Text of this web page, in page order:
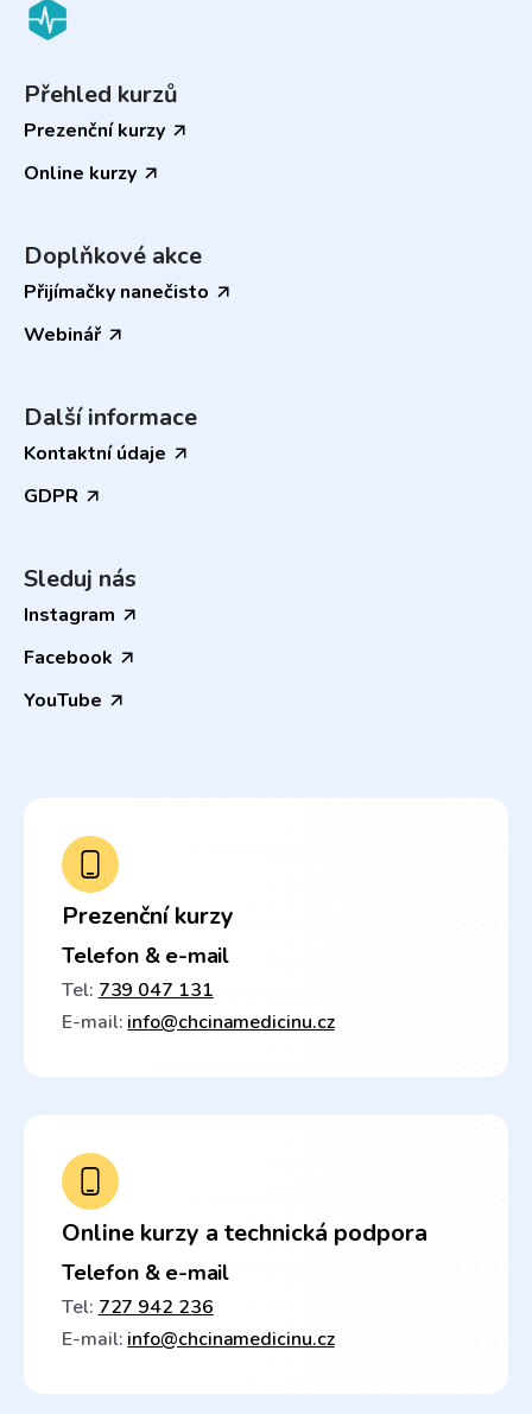
Přehled kurzů
Prezenční kurzy
Online kurzy
Doplňkové akce
Přijímačky nanečisto
Webinář
Další informace
Kontaktní údaje
GDPR
Sleduj nás
Instagram
Facebook
YouTube
Prezenční kurzy
Telefon & e-mail
Tel: 739 047 131
E-mail: info@chcinamedicinu.cz
Online kurzy a technická podpora
Telefon & e-mail
Tel: 727 942 236
E-mail: info@chcinamedicinu.cz